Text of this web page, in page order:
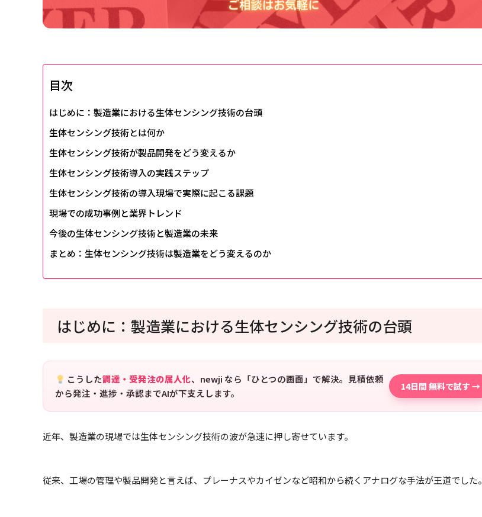
目次
はじめに：製造業における生体センシング技術の台頭
生体センシング技術とは何か
生体センシング技術が製品開発をどう変えるか
生体センシング技術導入の実践ステップ
生体センシング技術の導入現場で実際に起こる課題
現場での成功事例と業界トレンド
今後の生体センシング技術と製造業の未来
まとめ：生体センシング技術は製造業をどう変えるのか
はじめに：製造業における生体センシング技術の台頭
こうした調達・受発注の属人化、newji なら「ひとつの画面」で解決。見積依頼
から発注・進捗・承認までAIが下支えします。
14日間 無料で試す →
近年、製造業の現場では生体センシング技術の波が急速に押し寄せています。
従来、工場の管理や製品開発と言えば、プレーナスやカイゼンなど昭和から続くアナログな手法が王道でした。